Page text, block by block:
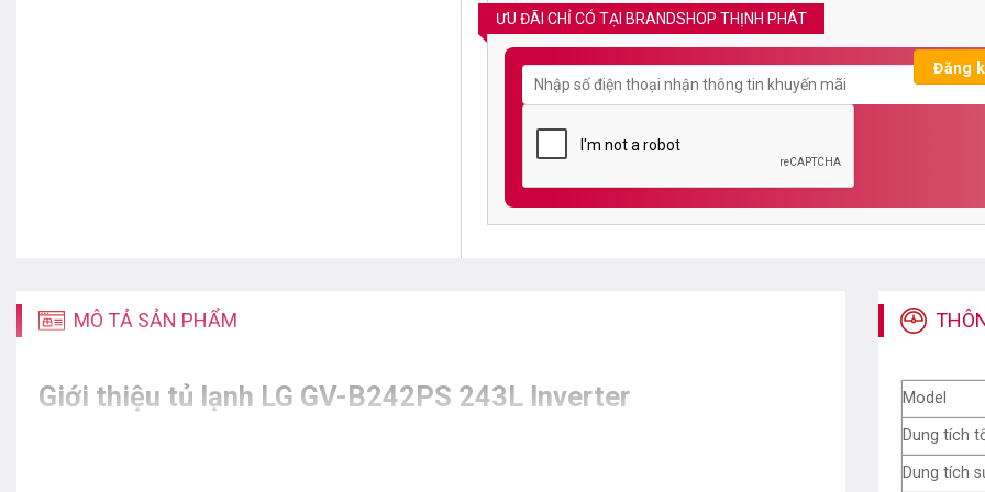
ƯU ĐÃI CHỈ CÓ TẠI BRANDSHOP THỊNH PHÁT
MÔ TẢ SẢN PHẨM
Giới thiệu tủ lạnh LG GV-B242PS 243L Inverter Model
Dung tích
Dung tích